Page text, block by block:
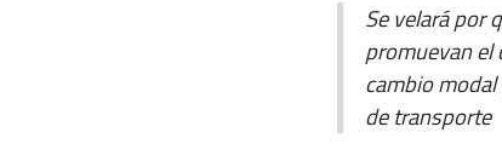
Se velará por
promuevan el
cambio
de transporte